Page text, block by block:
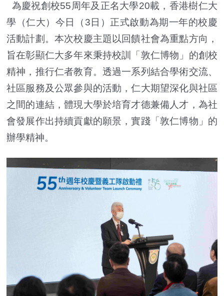
為慶祝創校55周年及正名大學20載，香港樹仁大
學（仁大）今日（3日）正式啟動為期一年的校慶
活動計劃。本次校慶主題以回饋社會為重點方向，
旨在彰顯仁大多年來秉持校訓「敦仁博物」的創校
精神，推行仁者教育。透過一系列結合學術交流、
社區服務及公眾參與的活動，仁大期望深化與社區
之間的連結，體現大學於培育才德兼備人才，為社
會發展作出持續貢獻的願景，實踐「敦仁博物」的
辦學精神。